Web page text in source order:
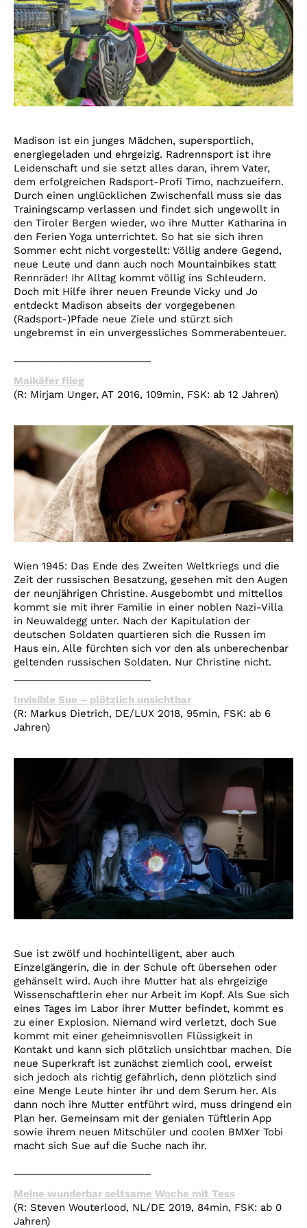
Madison ist ein junges Mädchen, supersportlich,
energiegeladen und ehrgeizig. Radrennsport ist ihre
Leidenschaft und sie setzt alles daran, ihrem Vater,
dem erfolgreichen Radsport-Profi Timo, nachzueifern.
Durch einen unglücklichen Zwischenfall muss sie das
Trainingscamp verlassen und findet sich ungewollt in
den Tiroler Bergen wieder, wo ihre Mutter Katharina in
den Ferien Yoga unterrichtet. So hat sie sich ihren
Sommer echt nicht vorgestellt: Völlig andere Gegend,
neue Leute und dann auch noch Mountainbikes statt
Rennräder! Ihr Alltag kommt völlig ins Schleudern.
Doch mit Hilfe ihrer neuen Freunde Vicky und Jo
entdeckt Madison abseits der vorgegebenen
(Radsport-)Pfade neue Ziele und stürzt sich
ungebremst in ein unvergessliches Sommerabenteuer.
Maikäfer flieg
(R: Mirjam Unger, AT 2016, 109min, FSK: ab 12 Jahren)
Wien 1945: Das Ende des Zweiten Weltkriegs und die
Zeit der russischen Besatzung, gesehen mit den Augen
der neunjährigen Christine. Ausgebombt und mittellos
kommt sie mit ihrer Familie in einer noblen Nazi-Villa
in Neuwaldegg unter. Nach der Kapitulation der
deutschen Soldaten quartieren sich die Russen im
Haus ein. Alle fürchten sich vor den als unberechenbar
geltenden russischen Soldaten. Nur Christine nicht.
Invisible Sue – plötzlich unsichtbar
(R: Markus Dietrich, DE/LUX 2018, 95min, FSK: ab 6
Jahren)
Sue ist zwölf und hochintelligent, aber auch
Einzelgängerin, die in der Schule oft übersehen oder
gehänselt wird. Auch ihre Mutter hat als ehrgeizige
Wissenschaftlerin eher nur Arbeit im Kopf. Als Sue sich
eines Tages im Labor ihrer Mutter befindet, kommt es
zu einer Explosion. Niemand wird verletzt, doch Sue
kommt mit einer geheimnisvollen Flüssigkeit in
Kontakt und kann sich plötzlich unsichtbar machen. Die
neue Superkraft ist zunächst ziemlich cool, erweist
sich jedoch als richtig gefährlich, denn plötzlich sind
eine Menge Leute hinter ihr und dem Serum her. Als
dann noch ihre Mutter entführt wird, muss dringend ein
Plan her. Gemeinsam mit der genialen Tüftlerin App
sowie ihrem neuen Mitschüler und coolen BMXer Tobi
macht sich Sue auf die Suche nach ihr.
Meine wunderbar seltsame Woche mit Tess
(R: Steven Wouterlood, NL/DE 2019, 84min, FSK: ab 0
Jahren)